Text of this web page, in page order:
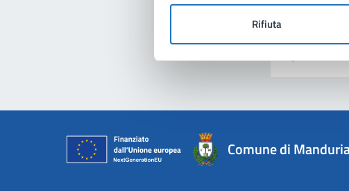
Rifiuta
Comune di